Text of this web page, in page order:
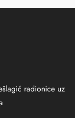
radionice uz